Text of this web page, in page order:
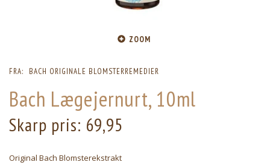
ZOOM
FRA: BACH ORIGINALE BLOMSTERREMEDIER
Bach Lægejernurt, 10ml
Skarp pris: 69,95
Original Bach Blomsterekstrakt